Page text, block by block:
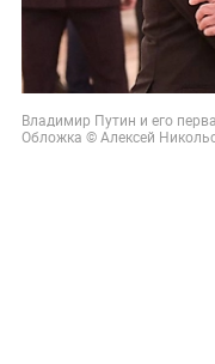
Владимир Путин и его
Обложка © Алексей